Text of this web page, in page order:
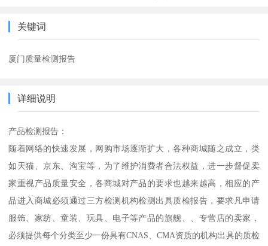
关键词
厦门质量检测报告
详细说明
产品检测报告：
随着网络的快速发展，网购市场逐渐扩大，各种商城随之成立，类
如天猫、京东、淘宝等，为了维护消费者合法权益，进一步督促卖
家重视产品质量安全，各商城对产品的要求也越来越高，相应的产
品进入商城必须通过三方检测机构检测出具质检报告，要求凡申请
服饰、家纺、童装、玩具、电子等产品的旗舰、、专营店的卖家，
必须提供每个分类至少一份具有CNAS、CMA资质的机构出具的质检